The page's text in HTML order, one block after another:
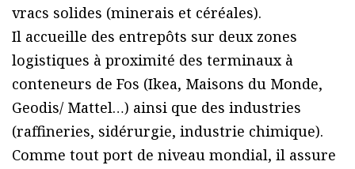
vracs solides (minerais et céréales).
Il accueille des entrepôts sur deux zones
logistiques à proximité des terminaux à
conteneurs de Fos (Ikea, Maisons du Monde,
Geodis/ Mattel…) ainsi que des industries
(raffineries, sidérurgie, industrie chimique).
Comme tout port de niveau mondial, il assure